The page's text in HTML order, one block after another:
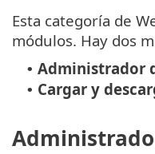
Esta categoría de
módulos. Hay dos
• Administrador
• Cargar y